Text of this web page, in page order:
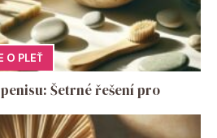
O PLEŤ
Šetrné řešení pro